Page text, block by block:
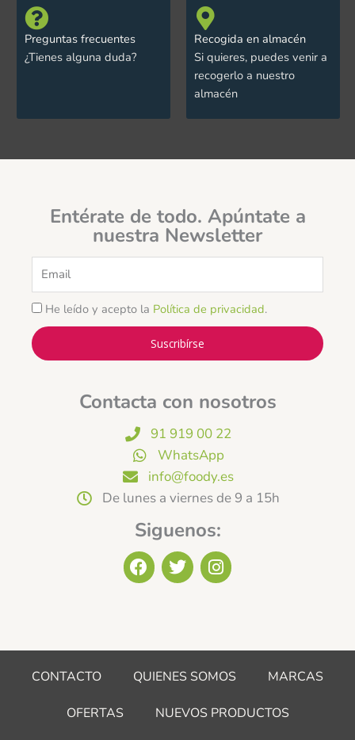
Preguntas frecuentes
¿Tienes alguna duda?
Recogida en almacén
Si quieres, puedes venir a
recogerlo a nuestro
almacén
Entérate de todo. Apúntate a
nuestra Newsletter
He leído y acepto la Política de privacidad.
Suscribírse
Contacta con nosotros
91 919 00 22
WhatsApp
info@foody.es
De lunes a viernes de 9 a 15h
Siguenos:
F
a
o
k
T
w
e
I
n
g
a
CONTACTO QUIENES SOMOS MARCAS
OFERTAS NUEVOS PRODUCTOS